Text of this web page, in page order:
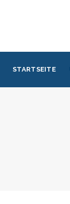
STARTSEITE